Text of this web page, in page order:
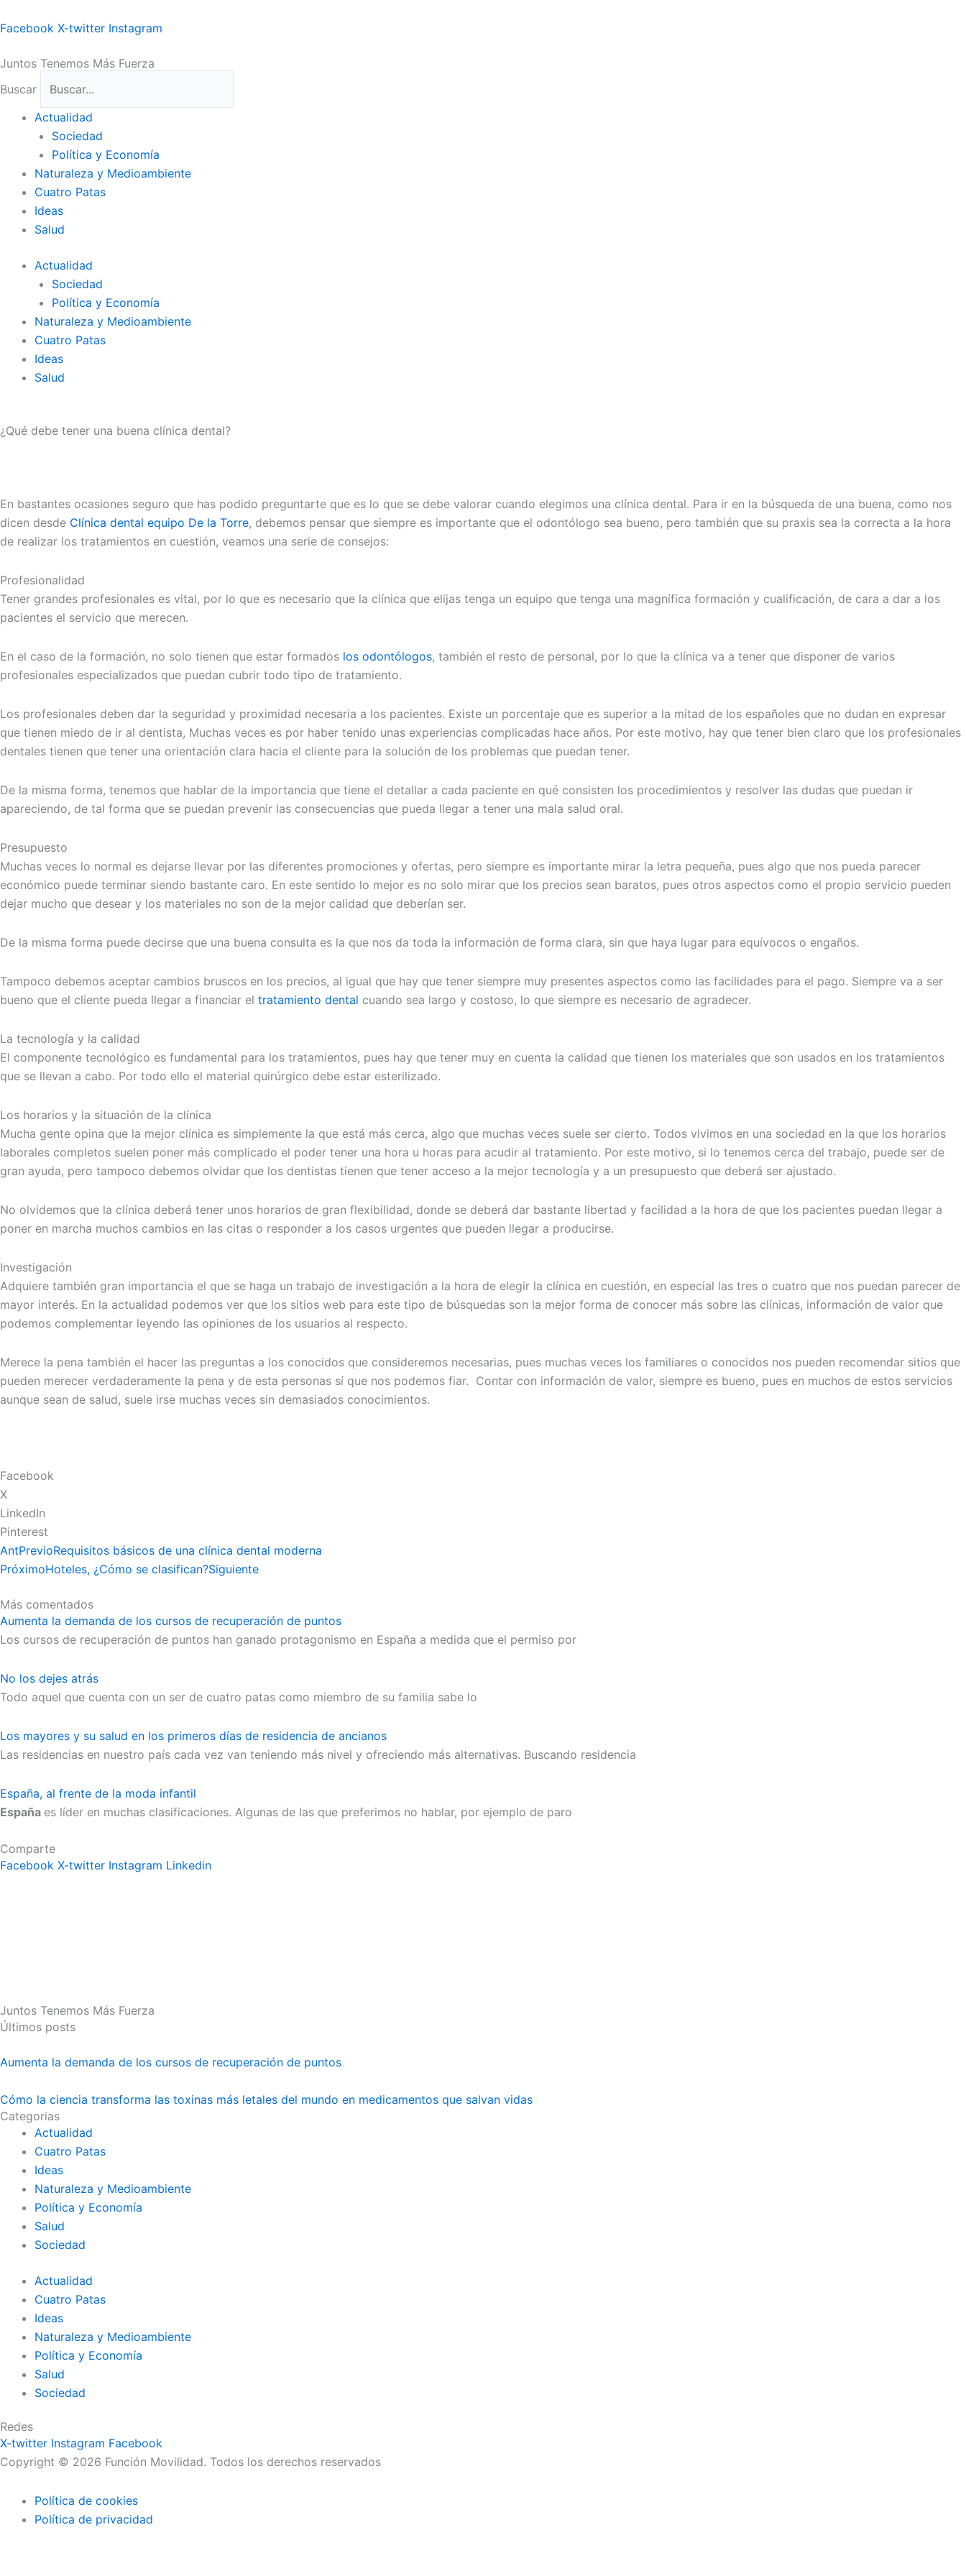
al
Facebook X-twitter Instagram
Juntos Tenemos Más Fuerza
Buscar
Actualidad
Sociedad
Política y Economía
Naturaleza y Medioambiente
Cuatro Patas
Ideas
Salud
Actualidad
Sociedad
Política y Economía
Naturaleza y Medioambiente
Cuatro Patas
Ideas
Salud
¿Qué debe tener una buena clínica dental?
En bastantes ocasiones seguro que has podido preguntarte que es lo que se debe valorar cuando elegimos una clínica dental. Para ir en la búsqueda de una buena, como nos
dicen desde Clínica dental equipo De la Torre, debemos pensar que siempre es importante que el odontólogo sea bueno, pero también que su praxis sea la correcta a la hora
de realizar los tratamientos en cuestión, veamos una serie de consejos:
Profesionalidad
Tener grandes profesionales es vital, por lo que es necesario que la clínica que elijas tenga un equipo que tenga una magnífica formación y cualificación, de cara a dar a los
pacientes el servicio que merecen.
En el caso de la formación, no solo tienen que estar formados los odontólogos, también el resto de personal, por lo que la clínica va a tener que disponer de varios
profesionales especializados que puedan cubrir todo tipo de tratamiento.
Los profesionales deben dar la seguridad y proximidad necesaria a los pacientes. Existe un porcentaje que es superior a la mitad de los españoles que no dudan en expresar
que tienen miedo de ir al dentista, Muchas veces es por haber tenido unas experiencias complicadas hace años. Por este motivo, hay que tener bien claro que los profesionales
dentales tienen que tener una orientación clara hacia el cliente para la solución de los problemas que puedan tener.
De la misma forma, tenemos que hablar de la importancia que tiene el detallar a cada paciente en qué consisten los procedimientos y resolver las dudas que puedan ir
apareciendo, de tal forma que se puedan prevenir las consecuencias que pueda llegar a tener una mala salud oral.
Presupuesto
Muchas veces lo normal es dejarse llevar por las diferentes promociones y ofertas, pero siempre es importante mirar la letra pequeña, pues algo que nos pueda parecer
económico puede terminar siendo bastante caro. En este sentido lo mejor es no solo mirar que los precios sean baratos, pues otros aspectos como el propio servicio pueden
dejar mucho que desear y los materiales no son de la mejor calidad que deberían ser.
De la misma forma puede decirse que una buena consulta es la que nos da toda la información de forma clara, sin que haya lugar para equívocos o engaños.
Tampoco debemos aceptar cambios bruscos en los precios, al igual que hay que tener siempre muy presentes aspectos como las facilidades para el pago. Siempre va a ser
bueno que el cliente pueda llegar a financiar el tratamiento dental cuando sea largo y costoso, lo que siempre es necesario de agradecer.
La tecnología y la calidad
El componente tecnológico es fundamental para los tratamientos, pues hay que tener muy en cuenta la calidad que tienen los materiales que son usados en los tratamientos
que se llevan a cabo. Por todo ello el material quirúrgico debe estar esterilizado.
Los horarios y la situación de la clínica
Mucha gente opina que la mejor clínica es simplemente la que está más cerca, algo que muchas veces suele ser cierto. Todos vivimos en una sociedad en la que los horarios
laborales completos suelen poner más complicado el poder tener una hora u horas para acudir al tratamiento. Por este motivo, si lo tenemos cerca del trabajo, puede ser de
gran ayuda, pero tampoco debemos olvidar que los dentistas tienen que tener acceso a la mejor tecnología y a un presupuesto que deberá ser ajustado.
No olvidemos que la clínica deberá tener unos horarios de gran flexibilidad, donde se deberá dar bastante libertad y facilidad a la hora de que los pacientes puedan llegar a
poner en marcha muchos cambios en las citas o responder a los casos urgentes que pueden llegar a producirse.
Investigación
Adquiere también gran importancia el que se haga un trabajo de investigación a la hora de elegir la clínica en cuestión, en especial las tres o cuatro que nos puedan parecer de
mayor interés. En la actualidad podemos ver que los sitios web para este tipo de búsquedas son la mejor forma de conocer más sobre las clínicas, información de valor que
podemos complementar leyendo las opiniones de los usuarios al respecto.
Merece la pena también el hacer las preguntas a los conocidos que consideremos necesarias, pues muchas veces los familiares o conocidos nos pueden recomendar sitios que
pueden merecer verdaderamente la pena y de esta personas sí que nos podemos fiar. Contar con información de valor, siempre es bueno, pues en muchos de estos servicios
aunque sean de salud, suele irse muchas veces sin demasiados conocimientos.
Facebook
X
LinkedIn
Pinterest
AntPrevioRequisitos básicos de una clínica dental moderna
PróximoHoteles, ¿Cómo se clasifican?Siguiente
Más comentados
Aumenta la demanda de los cursos de recuperación de puntos
Los cursos de recuperación de puntos han ganado protagonismo en España a medida que el permiso por
No los dejes atrás
Todo aquel que cuenta con un ser de cuatro patas como miembro de su familia sabe lo
Los mayores y su salud en los primeros días de residencia de ancianos
Las residencias en nuestro país cada vez van teniendo más nivel y ofreciendo más alternativas. Buscando residencia
España, al frente de la moda infantil
España es líder en muchas clasificaciones. Algunas de las que preferimos no hablar, por ejemplo de paro
Comparte
Facebook X-twitter Instagram Linkedin
Juntos Tenemos Más Fuerza
Últimos posts
Aumenta la demanda de los cursos de recuperación de puntos
Cómo la ciencia transforma las toxinas más letales del mundo en medicamentos que salvan vidas
Categorias
Actualidad
Cuatro Patas
Ideas
Naturaleza y Medioambiente
Política y Economía
Salud
Sociedad
Actualidad
Cuatro Patas
Ideas
Naturaleza y Medioambiente
Política y Economía
Salud
Sociedad
Redes
X-twitter Instagram Facebook
Copyright © 2026 Función Movilidad. Todos los derechos reservados
Política de cookies
Política de privacidad